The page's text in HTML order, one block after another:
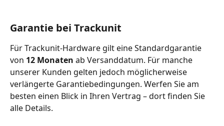
Garantie bei Trackunit
Für Trackunit-Hardware gilt eine Standardgarantie
von 12 Monaten ab Versanddatum. Für manche
unserer Kunden gelten jedoch möglicherweise
verlängerte Garantiebedingungen. Werfen Sie am
besten einen Blick in Ihren Vertrag – dort finden Sie
alle Details.